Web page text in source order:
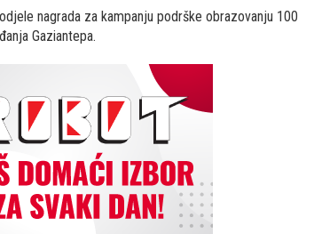
nagrada za kampanju podrške obrazovanju 100
Gaziantepa.